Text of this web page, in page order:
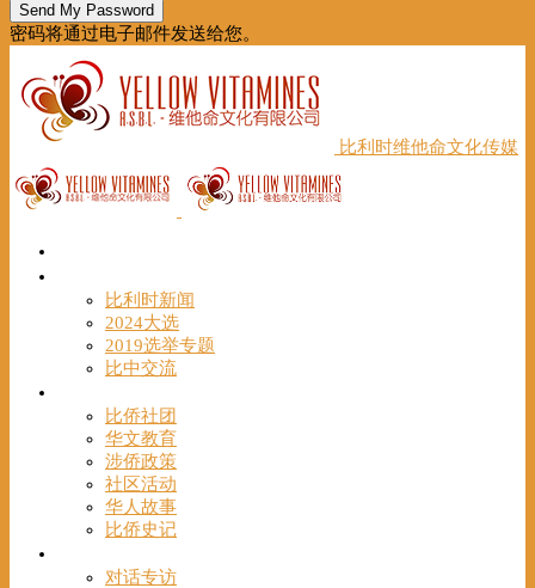
密码将通过电子邮件发送给您。
比利时维他命文化传媒
比利时新闻
2024大选
2019选举专题
比中交流
比侨社团
华文教育
涉侨政策
社区活动
华人故事
比侨史记
对话专访